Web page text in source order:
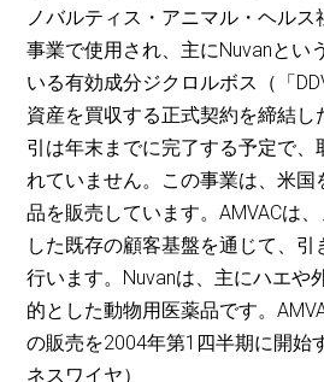
ノバルティス・アニマル・ヘル
事業で使用され、主にNuvanとい
いる有効成分ジクロルボス（「
資産を買収する正式契約を締結し
引は年末までに完了する予定で、
れていません。この事業は、米国
品を販売しています。AMVACは
した既存の顧客基盤を通じて、引
行います。Nuvanは、主にハエや
的とした動物用医薬品です。
の販売を2004年第1四半期に開始
ネスワイヤ）